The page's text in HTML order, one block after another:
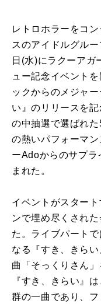
レトロホラーをコ
スのアイドルグル
日(水)にラクーアガ
ュー記念イベント
ックからのメジャ
い』のリリースを
の中抽選で選ばれ
の熱いパフォーマ
ーAdoからのサプラ
まれた。
イベントがスター
ンで埋め尽くされ
た。ライブパート
なる『すき、きら
曲「そっくりさん
『すき、きらい』
群の一曲であり、